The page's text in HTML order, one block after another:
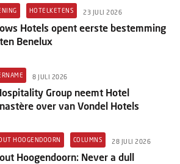
HOTELKETENS 23 JULI 2026
Hotels opent eerste bestemming
Benelux
8 JULI 2026
Group neemt Hotel
over van Vondel Hotels
HOOGENDOORN COLUMNS 28 JULI 2026
Hoogendoorn: Never a dull